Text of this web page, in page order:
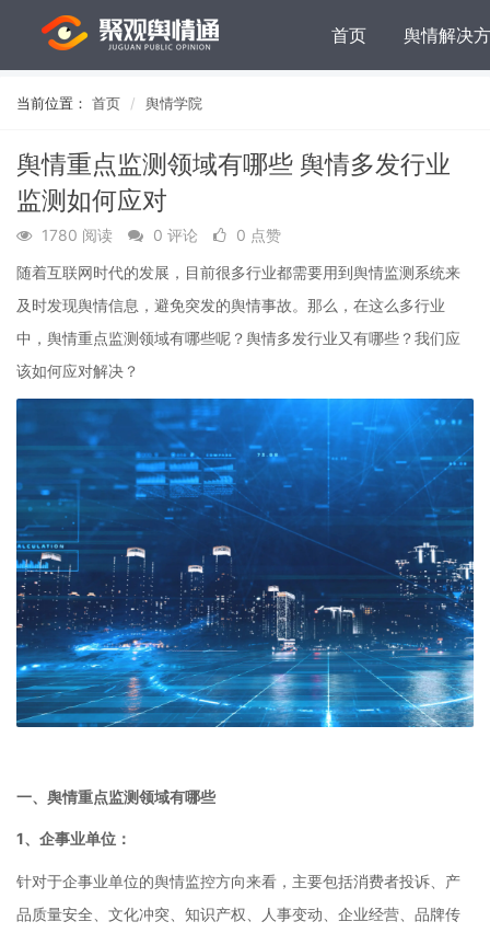
首页 舆情解决
当前位置： 首页 舆情学院
舆情重点监测领域有哪些 舆情多发行业
监测如何应对
1780 阅读 0 评论
0 点赞
随着互联网时代的发展，目前很多行业都需要用到舆情监测系统来
及时发现舆情信息，避免突发的舆情事故。那么，在这么多行业
中，舆情重点监测领域有哪些呢？舆情多发行业又有哪些？我们应
该如何应对解决？
一、舆情重点监测领域有哪些
1、企事业单位：
针对于企事业单位的舆情监控方向来看，主要包括消费者投诉、产
品质量安全、文化冲突、知识产权、人事变动、企业经营、品牌传